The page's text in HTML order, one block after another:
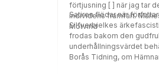
förtjusning [ ] när jag tar
individens framfart.
Motvind
Satiren flödar när
Silfverbielkes
frodas bakom den
underhållningsvärdet
Borås Tidning, om